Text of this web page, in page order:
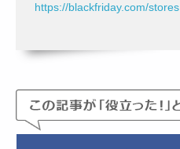
https://blackfriday.com/stores